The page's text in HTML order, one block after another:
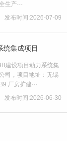
产···
发布时间:2026-07-09
统集成项目
建设项目动力系统集
司，项目地址：无锡
厂房扩建···
发布时间:2026-06-30